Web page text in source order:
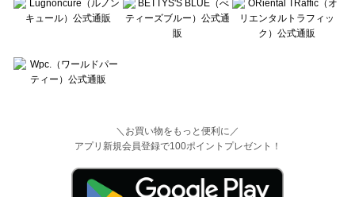
＼お買い物をもっと便利に／
アプリ新規会員登録で100ポイントプレゼント！